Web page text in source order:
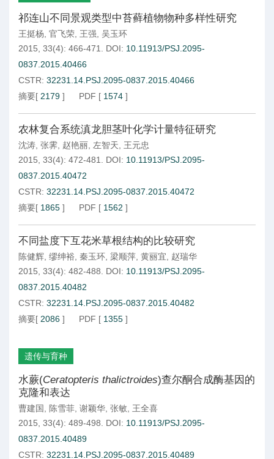
祁连山不同景观类型中苔藓植物物种多样性研究
王挺杨 官飞荣 王强
吴玉环
2015, 33(4): 466-471.
DOI: 10.11913/PSJ.2095-
0837.2015.40466
CSTR: 32231.14.PSJ.2095-0837.2015.40466
摘要[ 2179 ] PDF [ 1574 ]
农林复合系统滇龙胆茎叶化学计量特征研究
沈涛 张霁 赵艳丽 左智天
王元忠
2015, 33(4): 472-481.
DOI: 10.11913/PSJ.2095-
0837.2015.40472
CSTR: 32231.14.PSJ.2095-0837.2015.40472
摘要[ 1865 ] PDF [ 1562 ]
不同盐度下互花米草根结构的比较研究
陈健辉 缪绅裕 秦玉环 梁顺萍 黄丽宜
赵瑞华
2015, 33(4): 482-488.
DOI: 10.11913/PSJ.2095-
0837.2015.40482
CSTR: 32231.14.PSJ.2095-0837.2015.40482
摘要[ 2086 ] PDF [ 1355 ]
遗传与育种
水蕨(Ceratopteris thalictroides)查尔酮合成酶基因的
克隆和表达
曹建国 陈雪菲 谢颖华 张敏
王全喜
2015, 33(4): 489-498.
DOI: 10.11913/PSJ.2095-
0837.2015.40489
CSTR: 32231.14.PSJ.2095-0837.2015.40489